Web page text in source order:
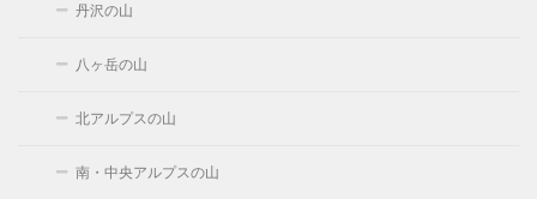
丹沢の山
八ヶ岳の山
北アルプスの山
南・中央アルプスの山